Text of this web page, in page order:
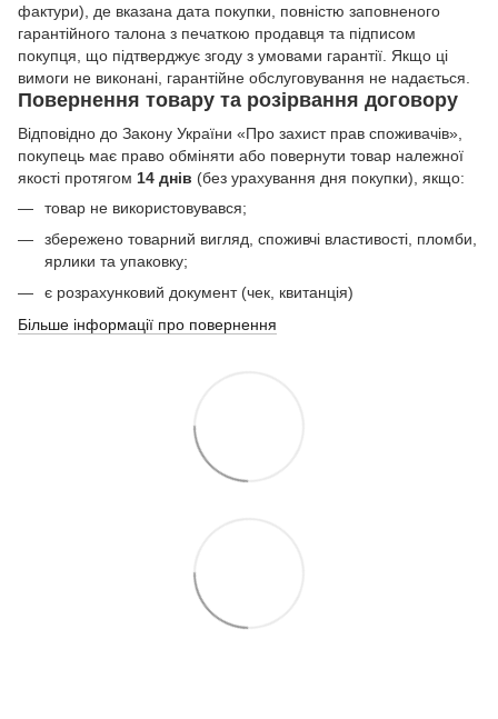
фактури), де вказана дата покупки, повністю заповненого
гарантійного талона з печаткою продавця та підписом
покупця, що підтверджує згоду з умовами гарантії. Якщо ці
вимоги не виконані, гарантійне обслуговування не надається.
Повернення товару та розірвання договору
Відповідно до Закону України «Про захист прав споживачів»,
покупець має право обміняти або повернути товар належної
якості протягом 14 днів (без урахування дня покупки), якщо:
товар не використовувався;
збережено товарний вигляд, споживчі властивості, пломби,
ярлики та упаковку;
є розрахунковий документ (чек, квитанція)
Більше інформації про повернення